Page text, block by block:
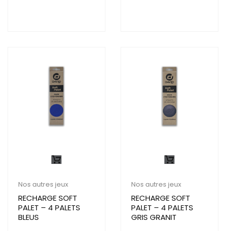
Nos autres jeux
RECHARGE SOFT
PALET – 4 PALETS
BLEUS
Nos autres jeux
RECHARGE SOFT
PALET – 4 PALETS
GRIS GRANIT